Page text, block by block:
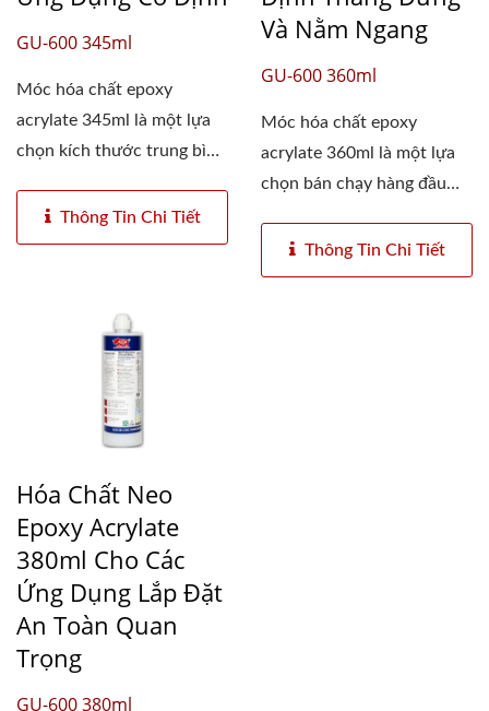
GU-600 345ml
Móc hóa chất epoxy
acrylate 345ml là một lựa
chọn kích thước trung bình
Thông Tin Chi Tiết
Và Nằm Ngang
GU-600 360ml
Móc hóa chất epoxy
acrylate 360ml là một lựa
chọn bán chạy hàng đầu
Thông Tin Chi Tiết
Hóa Chất Neo
Epoxy Acrylate
380ml Cho Các
Ứng Dụng Lắp Đặt
An Toàn Quan
Trọng
GU-600 380ml